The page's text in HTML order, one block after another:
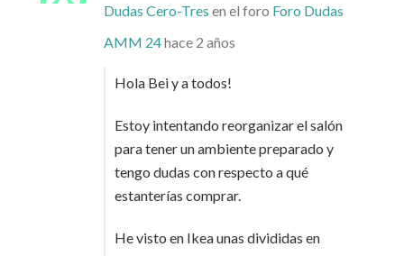
Dudas Cero-Tres en el foro Foro Dudas
AMM 24hace 2 años
Hola Bei y a todos!
Estoy intentando reorganizar el salón
para tener un ambiente preparado y
tengo dudas con respecto a qué
estanterías comprar.
He visto en Ikea unas divididas en